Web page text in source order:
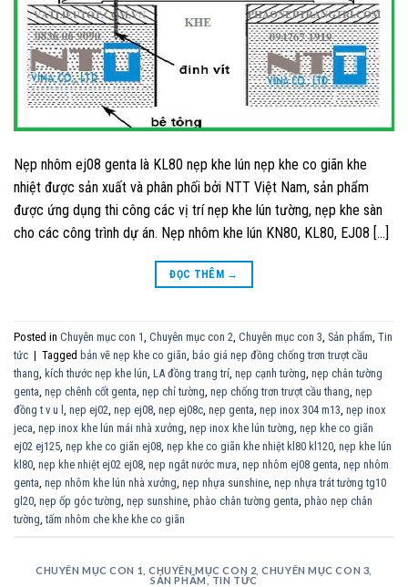
Nẹp nhôm ej08 genta là KL80 nẹp khe lún nẹp khe co giãn khe
nhiệt được sản xuất và phân phối bởi NTT Việt Nam, sản phẩm
được ứng dụng thi công các vị trí nẹp khe lún tường, nẹp khe sàn
cho các công trình dự án. Nẹp nhôm khe lún KN80, KL80, EJ08 […]
ĐỌC THÊM →
Posted in Chuyên mục con 1 Chuyên mục con 2 Chuyên mục con 3 Sản phẩm Tin
tức | Tagged bản vẽ nẹp khe co giãn báo giá nẹp đồng chống trơn trượt cầu
thang kích thước nẹp khe lún LA đồng trang trí nẹp cạnh tường nẹp chân tường
genta nẹp chênh cốt genta nẹp chỉ tường nẹp chống trơn trượt cầu thang nẹp
đồng t v u l
nẹp ej02 nẹp ej08 nẹp ej08c nẹp genta nẹp inox 304 m13 nẹp inox
jeca nẹp inox khe lún mái nhà xưởng nẹp inox khe lún tường nẹp khe co giãn
ej02 ej125 nẹp khe co giãn ej08 nẹp khe co giãn khe nhiệt kl80 kl120 nẹp khe lún
kl80 nẹp khe nhiệt ej02 ej08 nẹp ngắt nước mưa nẹp nhôm ej08 genta nẹp nhôm
genta nẹp nhôm khe lún nhà xưởng nẹp nhựa sunshine nẹp nhựa trát tường tg10
gl20 nẹp ốp góc tường nẹp sunshine phào chân tường genta phào nẹp chân
tường ,tấm nhôm che khe khe co giãn
CHUYÊN MỤC CON 1 ,CHUYÊN MỤC CON 2 ,CHUYÊN MỤC CON 3
SẢN PHẨM , TIN TỨC